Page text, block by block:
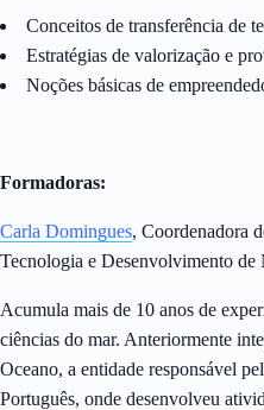
Conceitos de transferência de
Estratégias de valorização e
Noções básicas de
Formadoras:
Carla Domingues, Coordenadora
Tecnologia e Desenvolvimento de
Acumula mais de 10 anos de
ciências do mar. Anteriormente
Oceano, a entidade responsável
Português, onde desenvolveu